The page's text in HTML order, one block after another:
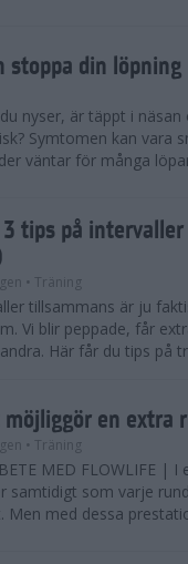
stoppa din löpning
nyser, är täppt i
Symtomen kan vara
väntar för många
tips på
• Träning
tillsammans är ju
Vi blir peppade, får
Här får du tips på
möjliggör en extra
• Träning
MED FLOWLIFE |
samtidigt som varje
Men med dessa